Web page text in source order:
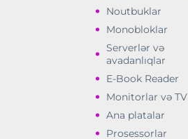
Noutbuklar
Monobloklar
Serverlər və
avadanlıqlar
E-Book Reader
Monitorlar və TV
Ana platalar
Prosessorlar